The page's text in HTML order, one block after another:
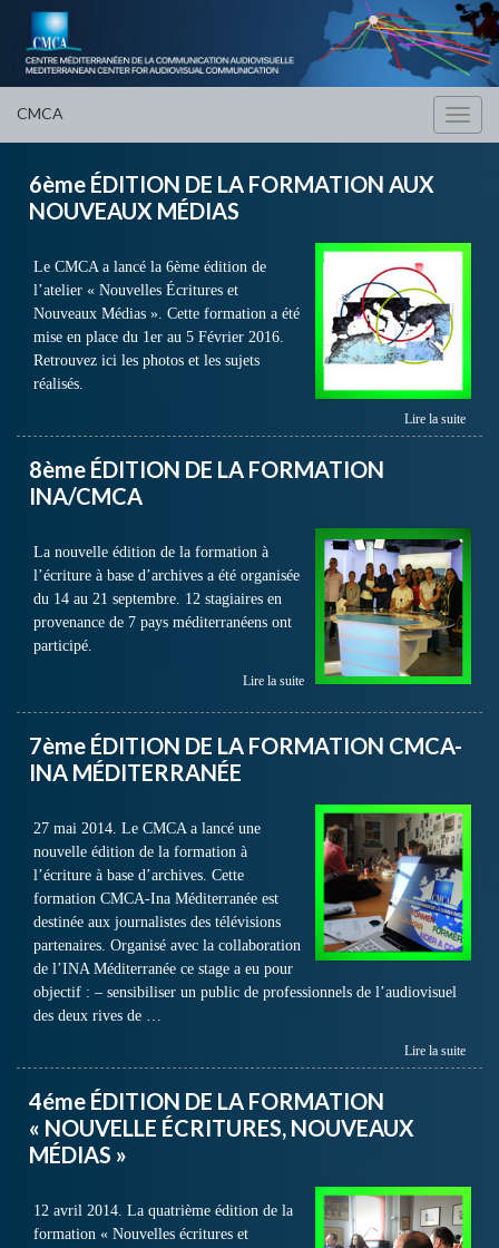
CMCA
6ème ÉDITION DE LA FORMATION AUX
NOUVEAUX MÉDIAS
Le CMCA a lancé la 6ème édition de
l’atelier « Nouvelles Écritures et
Nouveaux Médias ». Cette formation a été
mise en place du 1er au 5 Février 2016.
Retrouvez ici les photos et les sujets
réalisés.
Lire la suite
8ème ÉDITION DE LA FORMATION
INA/CMCA
La nouvelle édition de la formation à
l’écriture à base d’archives a été organisée
du 14 au 21 septembre. 12 stagiaires en
provenance de 7 pays méditerranéens ont
participé.
Lire la suite
7ème ÉDITION DE LA FORMATION CMCA-
INA MÉDITERRANÉE
27 mai 2014. Le CMCA a lancé une
nouvelle édition de la formation à
l’écriture à base d’archives. Cette
formation CMCA-Ina Méditerranée est
destinée aux journalistes des télévisions
partenaires. Organisé avec la collaboration
de l’INA Méditerranée ce stage a eu pour
objectif : – sensibiliser un public de professionnels de l’audiovisuel
des deux rives de …
Lire la suite
4éme ÉDITION DE LA FORMATION
« NOUVELLE ÉCRITURES, NOUVEAUX
MÉDIAS »
12 avril 2014. La quatrième édition de la
formation « Nouvelles écritures et